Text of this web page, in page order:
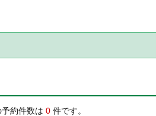
約件数は 0 件です。